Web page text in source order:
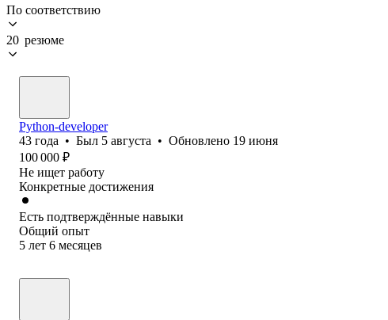
По соответствию
20 резюме
Python-developer
43 года • Был 5 августа • Обновлено 19 июня
100 000 ₽
Не ищет работу
Конкретные достижения
Есть подтверждённые навыки
Общий опыт
5 лет 6 месяцев